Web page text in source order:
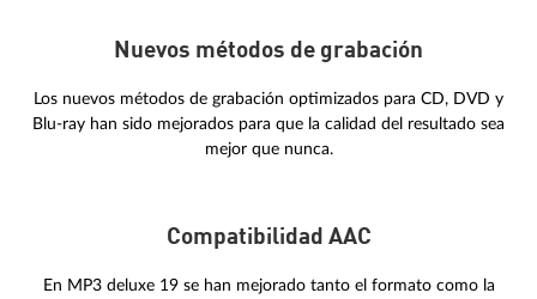
Nuevos métodos de grabación
Los nuevos métodos de grabación optimizados para CD, DVD y
Blu-ray han sido mejorados para que la calidad del resultado sea
mejor que nunca.
Compatibilidad AAC
En MP3 deluxe 19 se han mejorado tanto el formato como la